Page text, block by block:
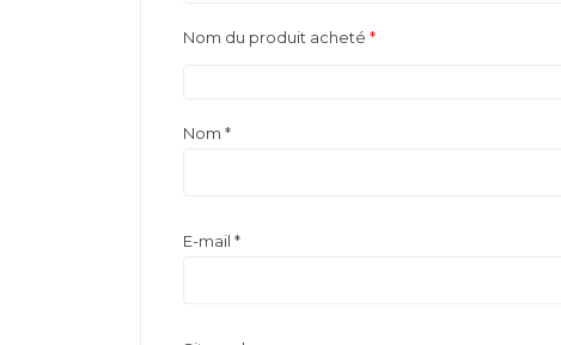
Nom du produit acheté *
Nom *
E-mail *